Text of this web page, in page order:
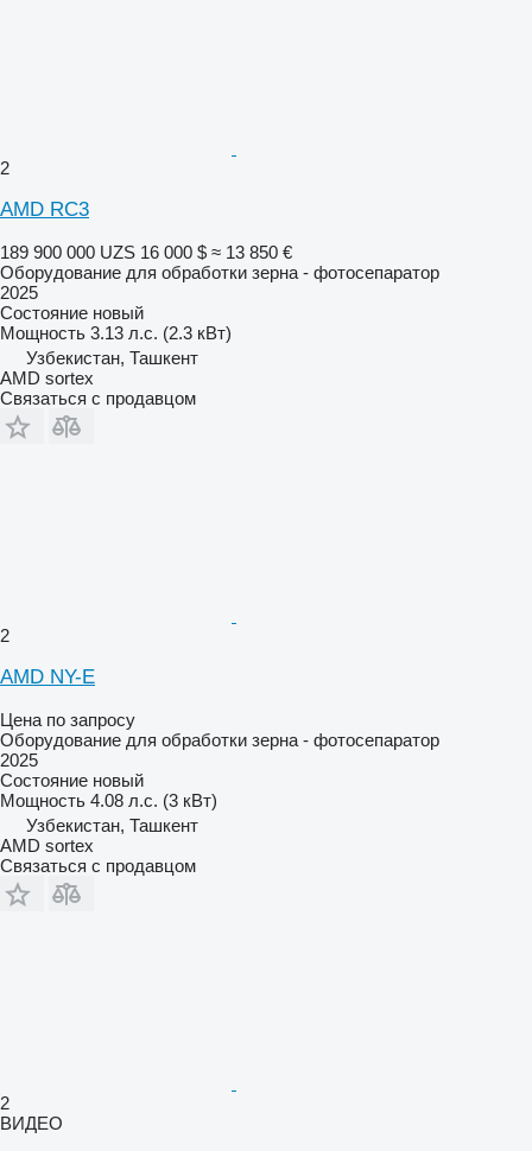
2
AMD RC3
189 900 000 UZS 16 000 $ ≈ 13 850 €
Оборудование для обработки зерна - фотосепаратор
2025
Состояние новый
Мощность 3.13 л.с. (2.3 кВт)
Узбекистан, Ташкент
AMD sortex
Связаться с продавцом
2
AMD NY-E
Цена по запросу
Оборудование для обработки зерна - фотосепаратор
2025
Состояние новый
Мощность 4.08 л.с. (3 кВт)
Узбекистан, Ташкент
AMD sortex
Связаться с продавцом
2
ВИДЕО